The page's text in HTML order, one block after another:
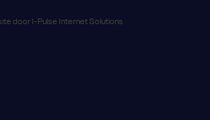
door I-Pulse Internet Solutions